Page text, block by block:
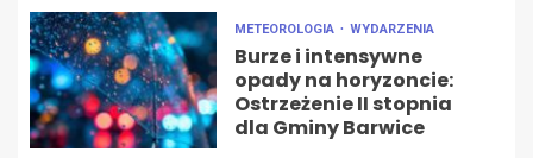
METEOROLOGIA WYDARZENIA
Burze i intensywne
opady na horyzoncie:
Ostrzeżenie II stopnia
dla Gminy Barwice